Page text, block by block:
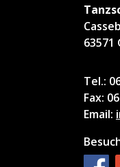
63571
Tel.:
Fax:
Email: